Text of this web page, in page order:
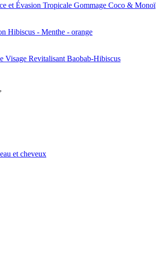
Gommage Coco & Monoï
Hibiscus - Menthe - orange
Visage Revitalisant Baobab-Hibiscus